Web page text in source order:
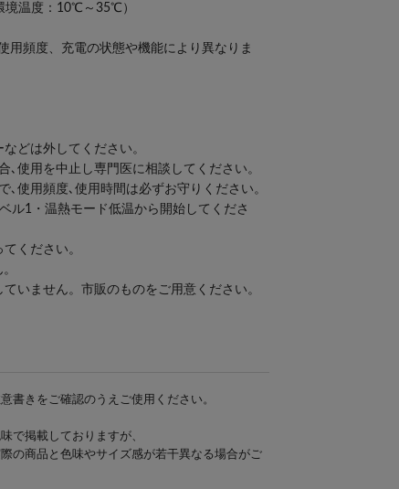
温度：10℃～35℃）
用頻度、充電の状態や機能により異なりま
どは外してください。
､使用を中止し専門医に相談してください。
､使用頻度､使用時間は必ずお守りください。
ル1・温熱モード低温から開始してくださ
ください。
いません。市販のものをご用意ください。
書きをご確認のうえご使用ください。
で掲載しておりますが、
の商品と色味やサイズ感が若干異なる場合がご